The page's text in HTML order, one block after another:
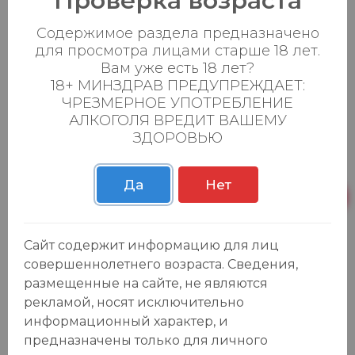
ванили и лакрицы.
Цвет коньяка золотисто-янтарный. Вкус
напитка мягкий фруктовый с ванильными и
древесными тонами, который венчает
теплое, согревающее послевкусие.
Батыршина 20Б
Пн-Вс с 08:00 до
23:00
Магистральная 22д
Пн-Вс с 08:00 до
23:00
Осиновская 2В,
Пестрецы
Пн-Вс с 09:00 до
23:00
Содержимое раздела предназначено
для просмотра лицами старше 18 лет.
Вам уже есть 18 лет?
18+ МИНЗДРАВ ПРЕДУПРЕЖДАЕТ:
ЧРЕЗМЕРНОЕ УПОТРЕБЛЕНИЕ
АЛКОГОЛЯ ВРЕДИТ ВАШЕМУ
ЗДОРОВЬЮ
Да Нет
Сайт содержит информацию для лиц
совершеннолетнего возраста. Сведения,
размещенные на сайте, не являются
рекламой, носят исключительно
информационный характер, и
предназначены только для личного